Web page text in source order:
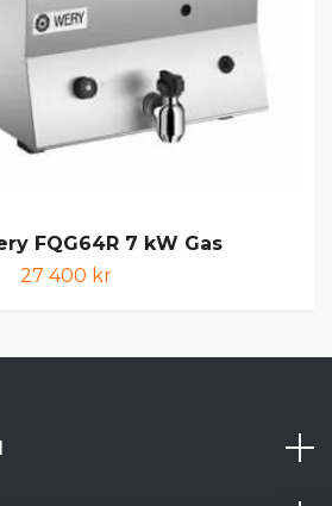
FQG64R 7 kW Gas
27 400 kr